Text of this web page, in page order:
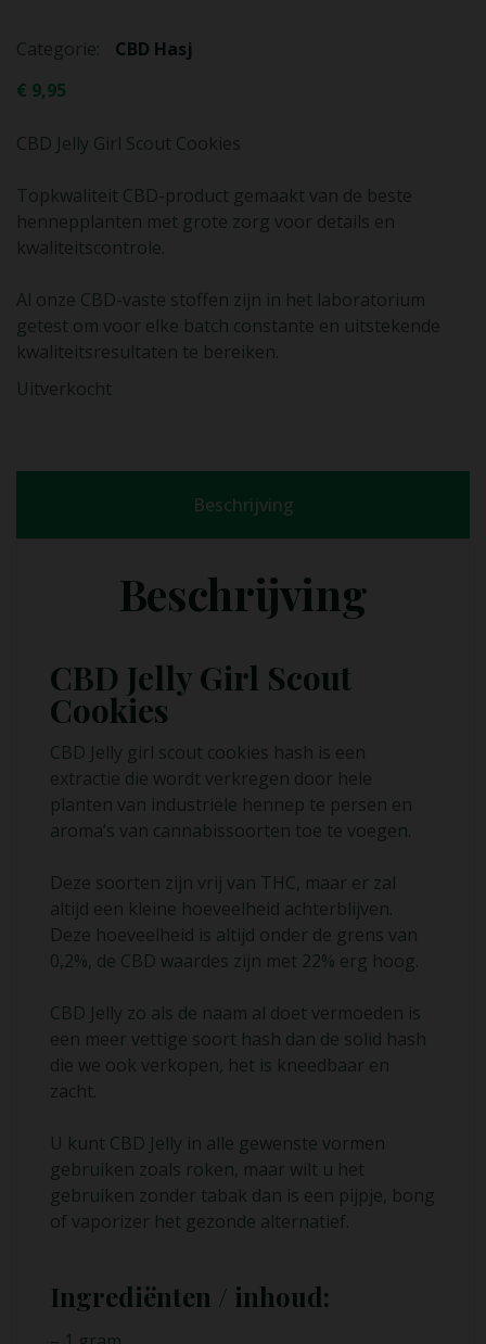
Categorie:
CBD Hasj
€ 9,95
CBD Jelly Girl Scout Cookies
Topkwaliteit CBD-product gemaakt van de beste
hennepplanten met grote zorg voor details en
kwaliteitscontrole.
Al onze CBD-vaste stoffen zijn in het laboratorium
getest om voor elke batch constante en uitstekende
kwaliteitsresultaten te bereiken.
Uitverkocht
Beschrijving
Beschrijving
CBD Jelly Girl Scout
Cookies
CBD Jelly girl scout cookies hash is een
extractie die wordt verkregen door hele
planten van industriële hennep te persen en
aroma’s van cannabissoorten toe te voegen.
Deze soorten zijn vrij van THC, maar er zal
altijd een kleine hoeveelheid achterblijven.
Deze hoeveelheid is altijd onder de grens van
0,2%, de CBD waardes zijn met 22% erg hoog.
CBD Jelly zo als de naam al doet vermoeden is
een meer vettige soort hash dan de solid hash
die we ook verkopen, het is kneedbaar en
zacht.
U kunt CBD Jelly in alle gewenste vormen
gebruiken zoals roken, maar wilt u het
gebruiken zonder tabak dan is een pijpje, bong
of vaporizer het gezonde alternatief.
Ingrediënten / inhoud: